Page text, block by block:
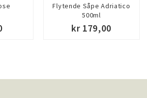
Flytende Såpe Adriatico
500ml
kr 179,00